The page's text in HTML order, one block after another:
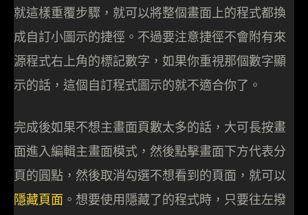
就這樣重覆步驟，就可以將整個畫面上的程式都換
成自訂小圖示的捷徑。不過要注意捷徑不會附有來
源程式右上角的標記數字，如果你重視那個數字顯
示的話，這個自訂程式圖示的就不適合你了。
完成後如果不想主畫面頁數太多的話，大可長按畫
面進入編輯主畫面模式，然後點擊畫面下方代表分
頁的圓點，然後取消勾選不想看到的頁面，就可以
隱藏頁面 。想要使用隱藏了的程式時，只要往左撥